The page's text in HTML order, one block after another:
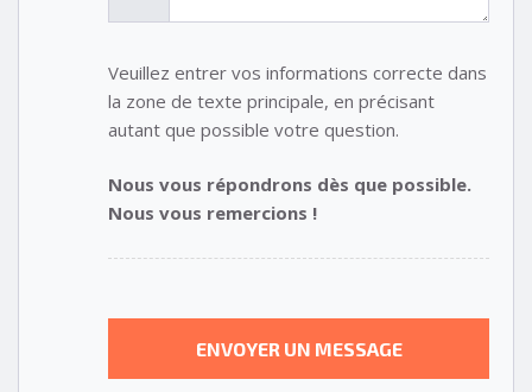
Veuillez entrer vos informations correcte dans
la zone de texte principale, en précisant
autant que possible votre question.
Nous vous répondrons dès que possible.
Nous vous remercions !